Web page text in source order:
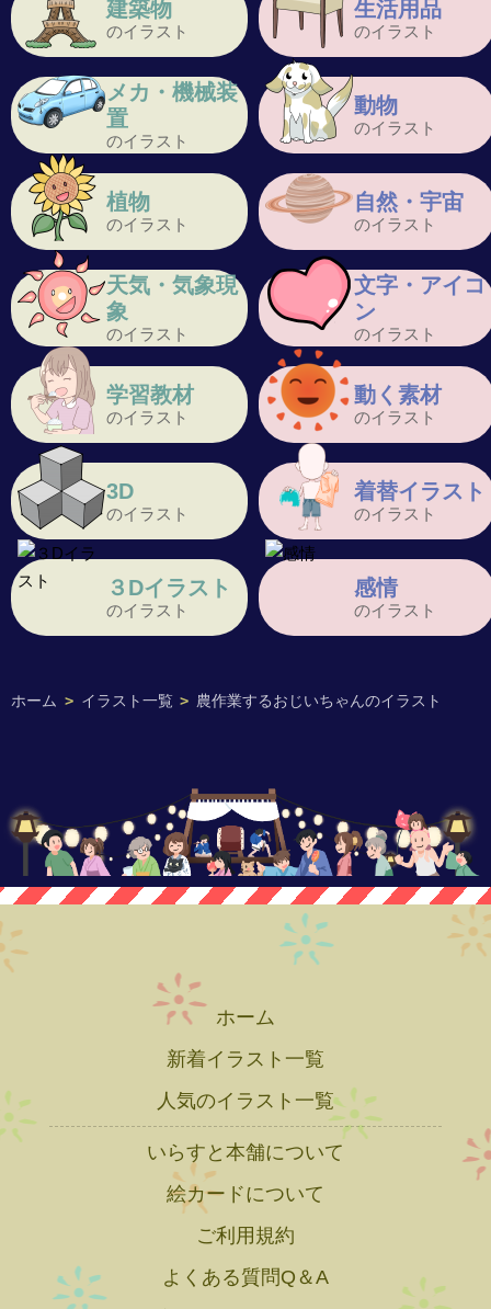
ホーム > イラスト一覧 > 農作業するおじいちゃんのイラスト
建築物
のイラスト
生活用品
のイラスト
メカ・機械装
置
のイラスト
動物
のイラスト
植物
のイラスト
自然・宇宙
のイラスト
天気・気象現
象
のイラスト
文字・アイコ
ン
のイラスト
学習教材
のイラスト
動く素材
のイラスト
3D
のイラスト
着替イラスト
のイラスト
３Dイラスト
のイラスト
感情
のイラスト
ホーム
新着イラスト一覧
人気のイラスト一覧
いらすと本舗について
絵カードについて
ご利用規約
よくある質問Q＆A